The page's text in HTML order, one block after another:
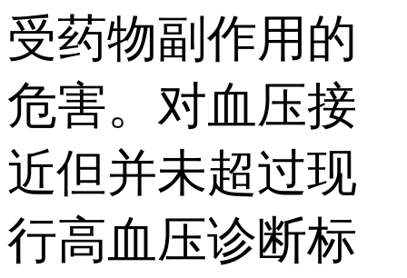
受药物副作用的
危害。对血压接
近但并未超过现
行高血压诊断标